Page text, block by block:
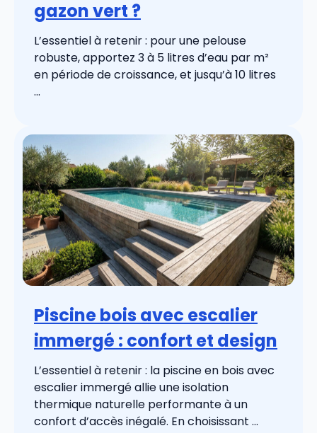
gazon vert ?
L’essentiel à retenir : pour une pelouse
robuste, apportez 3 à 5 litres d’eau par m²
en période de croissance, et jusqu’à 10 litres
...
Piscine bois avec escalier
immergé : confort et design
L’essentiel à retenir : la piscine en bois avec
escalier immergé allie une isolation
thermique naturelle performante à un
confort d’accès inégalé. En choisissant ...